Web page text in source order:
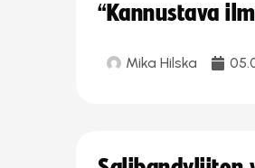
“Kannustava
Mika Hilska